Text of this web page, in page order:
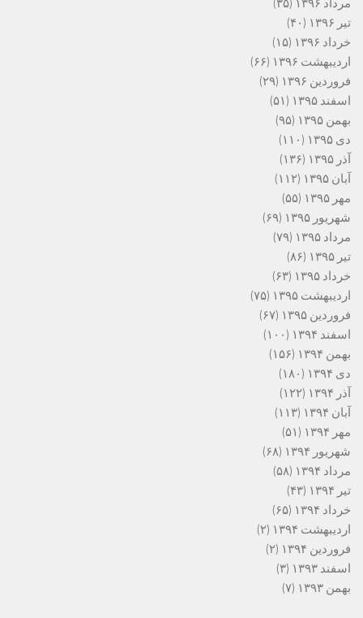
مرداد ۱۳۹۶
(۳۵)
تیر ۱۳۹۶
(۴۰)
خرداد ۱۳۹۶
(۱۵)
اردیبهشت ۱۳۹۶
(۶۶)
فروردین ۱۳۹۶
(۲۹)
اسفند ۱۳۹۵
(۵۱)
بهمن ۱۳۹۵
(۹۵)
دی ۱۳۹۵
(۱۱۰)
آذر ۱۳۹۵
(۱۳۶)
آبان ۱۳۹۵
(۱۱۲)
مهر ۱۳۹۵
(۵۵)
شهریور ۱۳۹۵
(۶۹)
مرداد ۱۳۹۵
(۷۹)
تیر ۱۳۹۵
(۸۶)
خرداد ۱۳۹۵
(۶۳)
اردیبهشت ۱۳۹۵
(۷۵)
فروردین ۱۳۹۵
(۶۷)
اسفند ۱۳۹۴
(۱۰۰)
بهمن ۱۳۹۴
(۱۵۶)
دی ۱۳۹۴
(۱۸۰)
آذر ۱۳۹۴
(۱۲۲)
آبان ۱۳۹۴
(۱۱۳)
مهر ۱۳۹۴
(۵۱)
شهریور ۱۳۹۴
(۶۸)
مرداد ۱۳۹۴
(۵۸)
تیر ۱۳۹۴
(۴۳)
خرداد ۱۳۹۴
(۶۵)
اردیبهشت ۱۳۹۴
(۲)
فروردین ۱۳۹۴
(۲)
اسفند ۱۳۹۳
(۳)
بهمن ۱۳۹۳
(۷)